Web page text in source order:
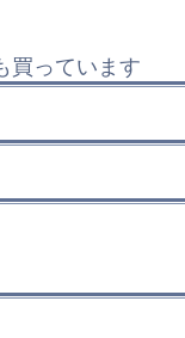
買っています